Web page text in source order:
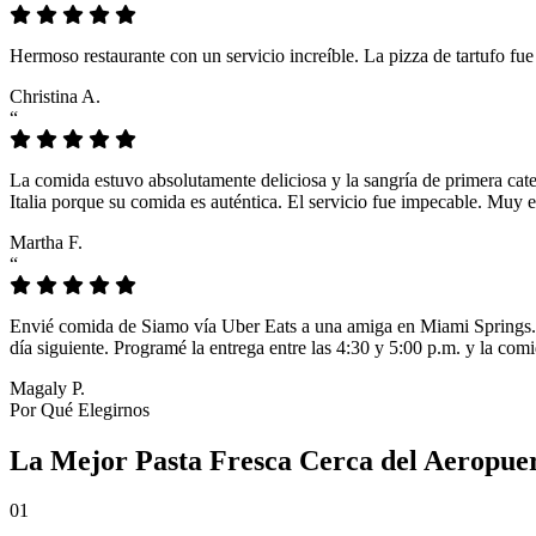
Hermoso restaurante con un servicio increíble. La pizza de tartufo
Christina A.
“
La comida estuvo absolutamente deliciosa y la sangría de primera
Italia porque su comida es auténtica. El servicio fue impecable. Muy
Martha F.
“
Envié comida de Siamo vía Uber Eats a una amiga en Miami
día siguiente. Programé la entrega entre las 4:30 y 5:00 p.m. y la
Magaly P.
Por Qué Elegirnos
La Mejor Pasta Fresca Cerca del
01